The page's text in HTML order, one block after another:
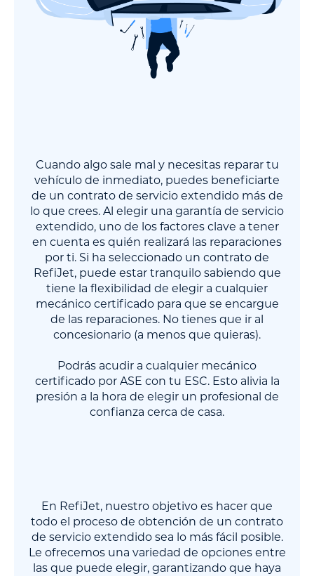
Cuando algo sale mal y necesitas reparar tu
vehículo de inmediato, puedes beneficiarte
de un contrato de servicio extendido más de
lo que crees. Al elegir una garantía de servicio
extendido, uno de los factores clave a tener
en cuenta es quién realizará las reparaciones
por ti. Si ha seleccionado un contrato de
RefiJet, puede estar tranquilo sabiendo que
tiene la flexibilidad de elegir a cualquier
mecánico certificado para que se encargue
de las reparaciones. No tienes que ir al
concesionario (a menos que quieras).
Podrás acudir a cualquier mecánico
certificado por ASE con tu ESC. Esto alivia la
presión a la hora de elegir un profesional de
confianza cerca de casa.
En RefiJet, nuestro objetivo es hacer que
todo el proceso de obtención de un contrato
de servicio extendido sea lo más fácil posible.
Le ofrecemos una variedad de opciones entre
las que puede elegir, garantizando que haya